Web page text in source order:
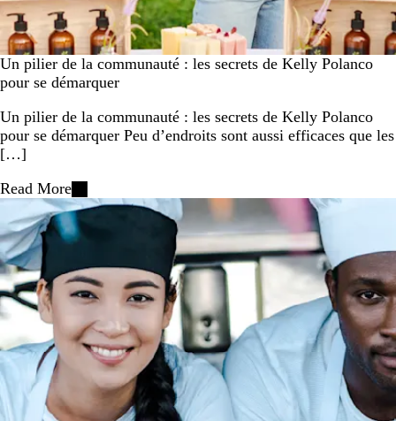
Un pilier de la communauté : les secrets de Kelly Polanco
pour se démarquer
Un pilier de la communauté : les secrets de Kelly Polanco
pour se démarquer Peu d’endroits sont aussi efficaces que les
[…]
Read More